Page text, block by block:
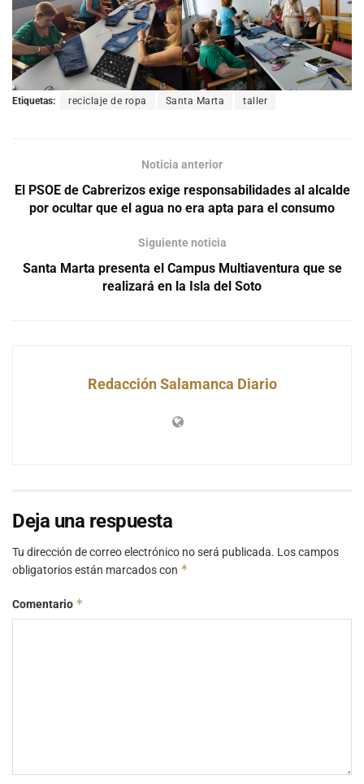
Etiquetas: reciclaje de ropa Santa Marta taller
Noticia anterior
El PSOE de Cabrerizos exige responsabilidades al alcalde
por ocultar que el agua no era apta para el consumo
Siguiente noticia
Santa Marta presenta el Campus Multiaventura que se
realizará en la Isla del Soto
Redacción Salamanca Diario
Deja una respuesta
Tu dirección de correo electrónico no será publicada. Los campos
obligatorios están marcados con *
Comentario *